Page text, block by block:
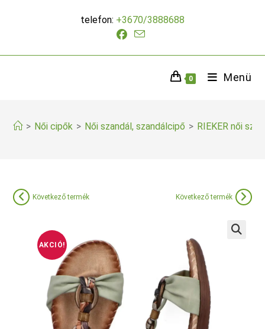
telefon: +3670/3888688
0 Menü
> Női cipők > Női szandál, szandálcipő > RIEKER női
AKCIÓ!
Következő termék Következő termék